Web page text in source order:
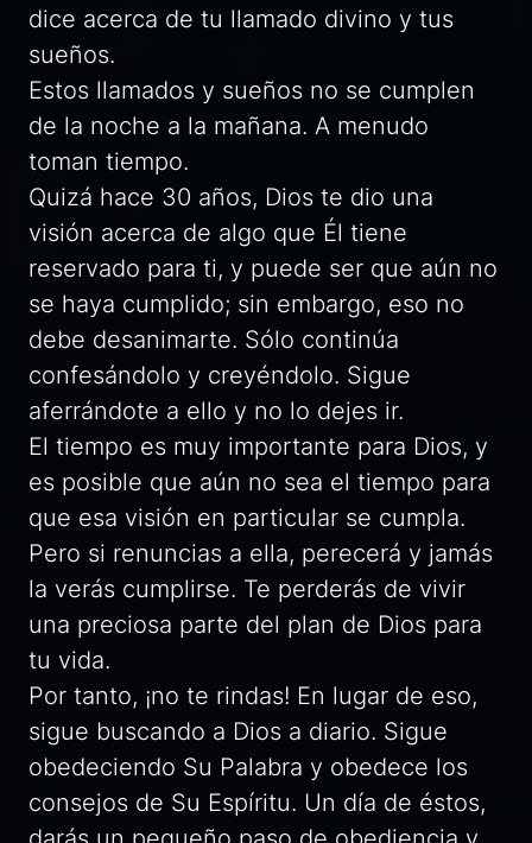
dice acerca de tu llamado divino y tus
sueños.
Estos llamados y sueños no se cumplen
de la noche a la mañana. A menudo
toman tiempo.
Quizá hace 30 años, Dios te dio una
visión acerca de algo que Él tiene
reservado para ti, y puede ser que aún no
se haya cumplido; sin embargo, eso no
debe desanimarte. Sólo continúa
confesándolo y creyéndolo. Sigue
aferrándote a ello y no lo dejes ir.
El tiempo es muy importante para Dios, y
es posible que aún no sea el tiempo para
que esa visión en particular se cumpla.
Pero si renuncias a ella, perecerá y jamás
la verás cumplirse. Te perderás de vivir
una preciosa parte del plan de Dios para
tu vida.
Por tanto, ¡no te rindas! En lugar de eso,
sigue buscando a Dios a diario. Sigue
obedeciendo Su Palabra y obedece los
consejos de Su Espíritu. Un día de éstos,